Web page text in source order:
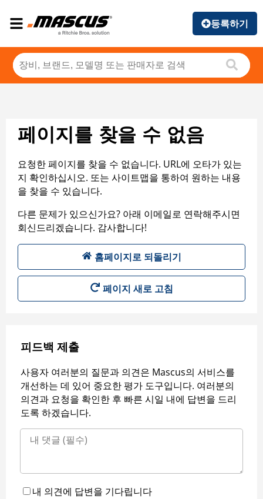
등록하기
페이지를 찾을 수 없음
요청한 페이지를 찾을 수 없습니다. URL에 오타가 있는
지 확인하십시오. 또는 사이트맵을 통하여 원하는 내용
을 찾을 수 있습니다.
다른 문제가 있으신가요? 아래 이메일로 연락해주시면
회신드리겠습니다. 감사합니다!
홈페이지로 되돌리기
페이지 새로 고침
피드백 제출
사용자 여러분의 질문과 의견은 Mascus의 서비스를
개선하는 데 있어 중요한 평가 도구입니다. 여러분의
의견과 요청을 확인한 후 빠른 시일 내에 답변을 드리
도록 하겠습니다.
내 의견에 답변을 기다립니다